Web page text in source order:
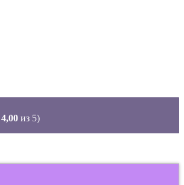
4,00 из 5)